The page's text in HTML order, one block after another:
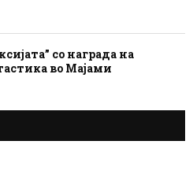
со награда на
во Мајами